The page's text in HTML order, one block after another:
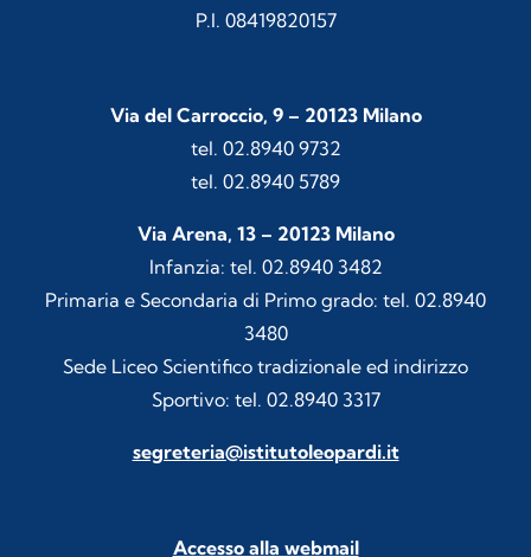
P.I. 08419820157
Via del Carroccio, 9 – 20123 Milano
tel. 02.8940 9732
tel. 02.8940 5789
Via Arena, 13 – 20123 Milano
Infanzia: tel. 02.8940 3482
Primaria e Secondaria di Primo grado: tel. 02.8940
3480
Sede Liceo Scientifico tradizionale ed indirizzo
Sportivo: tel. 02.8940 3317
segreteria@istitutoleopardi.it
Accesso alla webmail